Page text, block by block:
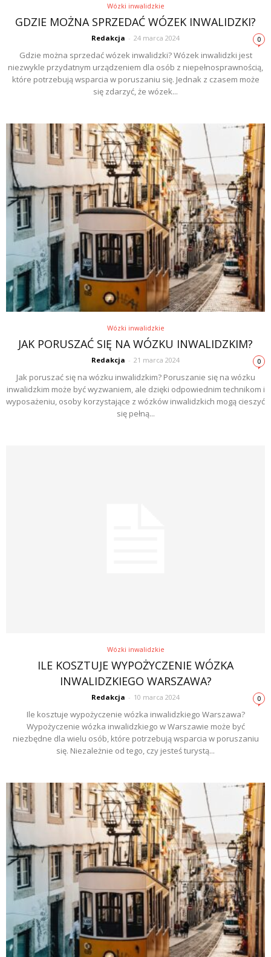
Wózki inwalidzkie
GDZIE MOŻNA SPRZEDAĆ WÓZEK INWALIDZKI?
Redakcja - 24 marca 2024 0
Gdzie można sprzedać wózek inwalidzki? Wózek inwalidzki jest
niezwykle przydatnym urządzeniem dla osób z niepełnosprawnością,
które potrzebują wsparcia w poruszaniu się. Jednak z czasem może
się zdarzyć, że wózek...
Wózki inwalidzkie
JAK PORUSZAĆ SIĘ NA WÓZKU INWALIDZKIM?
Redakcja - 21 marca 2024 0
Jak poruszać się na wózku inwalidzkim? Poruszanie się na wózku
inwalidzkim może być wyzwaniem, ale dzięki odpowiednim technikom i
wyposażeniu, osoby korzystające z wózków inwalidzkich mogą cieszyć
się pełną...
Wózki inwalidzkie
ILE KOSZTUJE WYPOŻYCZENIE WÓZKA
INWALIDZKIEGO WARSZAWA?
Redakcja - 10 marca 2024 0
Ile kosztuje wypożyczenie wózka inwalidzkiego Warszawa?
Wypożyczenie wózka inwalidzkiego w Warszawie może być
niezbędne dla wielu osób, które potrzebują wsparcia w poruszaniu
się. Niezależnie od tego, czy jesteś turystą...